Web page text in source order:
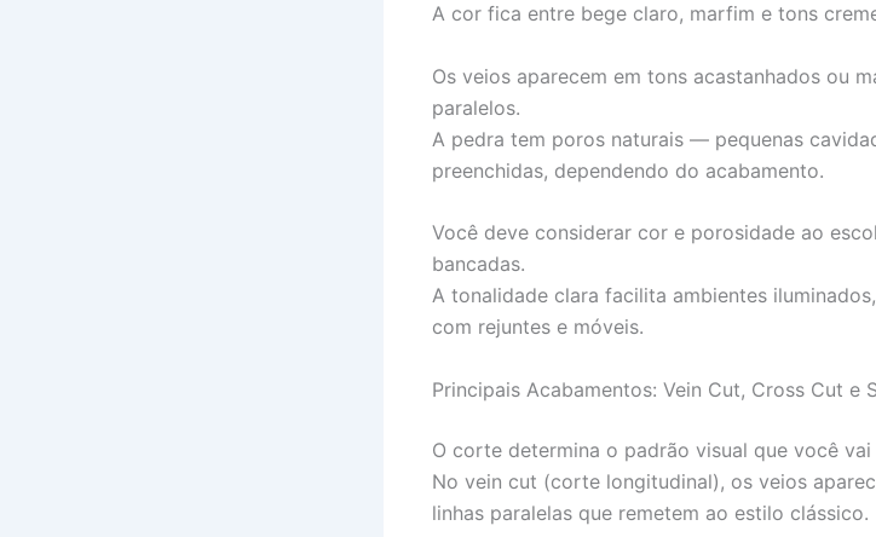
A cor fica entre bege claro, marfim e tons
Os veios aparecem em tons acastanhados ou
paralelos.
A pedra tem poros naturais — pequenas
preenchidas, dependendo do acabamento.
Você deve considerar cor e porosidade ao
bancadas.
A tonalidade clara facilita ambientes
com rejuntes e móveis.
Principais Acabamentos: Vein Cut, Cross Cut e
O corte determina o padrão visual que você vai
No vein cut (corte longitudinal), os veios
linhas paralelas que remetem ao estilo clássico.